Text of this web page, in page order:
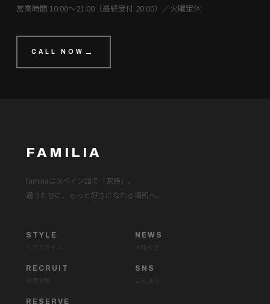
営業時間 10:00〜21:00（最終受付 20:00）／火曜定休
CALL NOW
FAMILIA
familiaはスペイン語で「家族」。
通うたびに、もっと好きになれる場所へ。
STYLE NEWS
RECRUIT SNS
RESERVE